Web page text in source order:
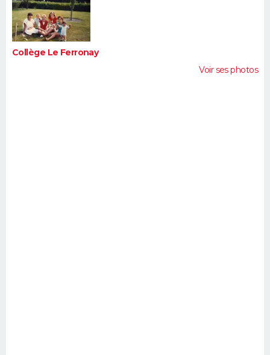
FORUM
Bricolage
Lifestyle
Culture
Sport
Auto
Television
Voyage
Cinema
Collège Le Ferronay
Voir ses photos